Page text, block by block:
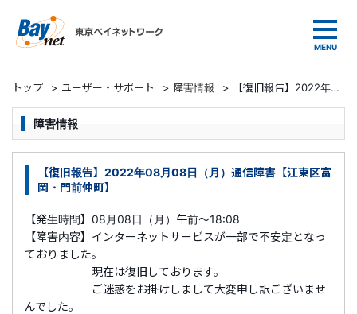
トップ > ユーザー・サポート > 障害情報 > 【復旧報告】2022年08月08日（月）通信障害【江東区富岡・門前仲町】
障害情報
【復旧報告】2022年08月08日（月）通信障害【江東区富
岡・門前仲町】
【発生時間】08月08日（月）午前～18:08
【障害内容】インターネットサービスが一部で不安定となっ
ておりました。
現在は復旧しております。
ご迷惑をお掛けしまして大変申し訳ございませ
んでした。